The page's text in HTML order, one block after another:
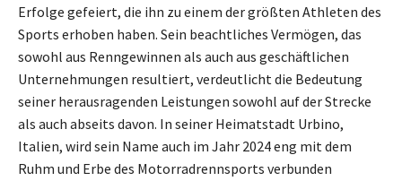
Erfolge gefeiert, die ihn zu einem der größten Athleten des
Sports erhoben haben. Sein beachtliches Vermögen, das
sowohl aus Renngewinnen als auch aus geschäftlichen
Unternehmungen resultiert, verdeutlicht die Bedeutung
seiner herausragenden Leistungen sowohl auf der Strecke
als auch abseits davon. In seiner Heimatstadt Urbino,
Italien, wird sein Name auch im Jahr 2024 eng mit dem
Ruhm und Erbe des Motorradrennsports verbunden